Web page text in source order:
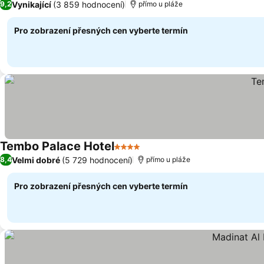
9,2Vynikající (3 859 hodnocení) přímo u pláže
Pro zobrazení přesných cen vyberte termín
Tembo Palace Hotel4 Počet hvězdiček
Ukázat ceny
8,4Velmi dobré (5 729 hodnocení) přímo u pláže
Pro zobrazení přesných cen vyberte termín